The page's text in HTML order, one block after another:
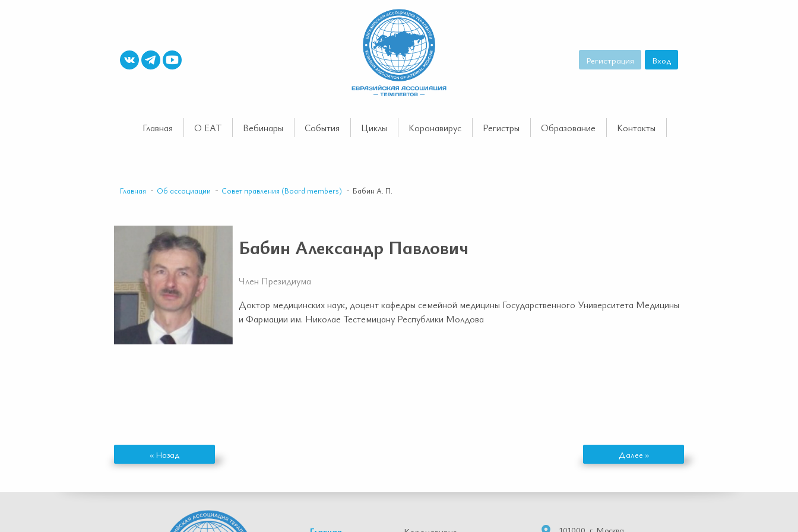
Регистрация Вход
Главная О ЕАТ Вебинары События Циклы Коронавирус Регистры Образование Контакты
Главная Об ассоциации Совет правления (Board members) Бабин А. П.
Бабин Александр Павлович
Член Президиума
Доктор медицинских наук, доцент кафедры семейной медицины Государственного Университета Медицины
и Фармации им. Николае Тестемицану Республики Молдова
« Назад Далее »